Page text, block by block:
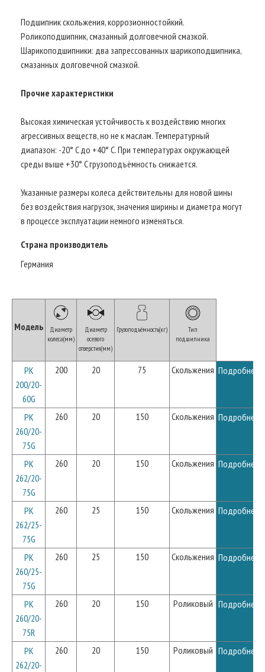
Подшипник скольжения, коррозионностойкий.
Роликоподшипник, смазанный долговечной смазкой.
Шарикоподшипники: два запрессованных шарикоподшипника,
смазанных долговечной смазкой.
Прочие характеристики
Высокая химическая устойчивость к воздействию многих
агрессивных веществ, но не к маслам. Температурный
диапазон: -20° C до +40° C. При температурах окружающей
среды выше +30° C грузоподъёмность снижается.
Указанные размеры колеса действительны для новой шины
без воздействия нагрузок, значения ширины и диаметра могут
в процессе эксплуатации немного изменяться.
Страна производитель
Германия
Модель
Диаметр
колеса(мм)
Диаметр
осевого
отверстия(мм)
Грузоподъёмность(кг)
Тип
подшипника
PK
200/20-
60G
200 20 75 Скольжения Подробнее
PK
260/20-
75G
260 20 150 Скольжения Подробнее
PK
262/20-
75G
260 20 150 Скольжения Подробнее
PK
262/25-
75G
260 25 150 Скольжения Подробнее
PK
260/25-
75G
260 25 150 Скольжения Подробнее
PK
260/20-
75R
260 20 150 Роликовый Подробнее
PK
262/20-
260 20 150 Роликовый Подробнее